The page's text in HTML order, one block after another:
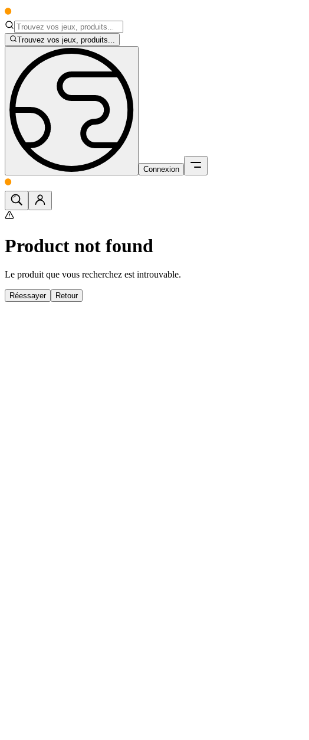
Trouvez vos jeux, produits...
Connexion
Product not found
Le produit que vous recherchez est introuvable.
Réessayer Retour